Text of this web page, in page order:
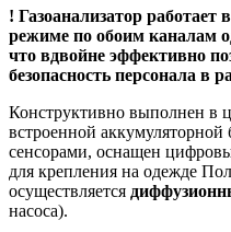
! Газоанализатор
режиме по обоим каналам
что вдвойне эффективно
безопасность персонала в
Конструктивно выполнен в
встроенной аккумуляторной
сенсорами, оснащен
для крепления на одежде
осуществляется
насоса).